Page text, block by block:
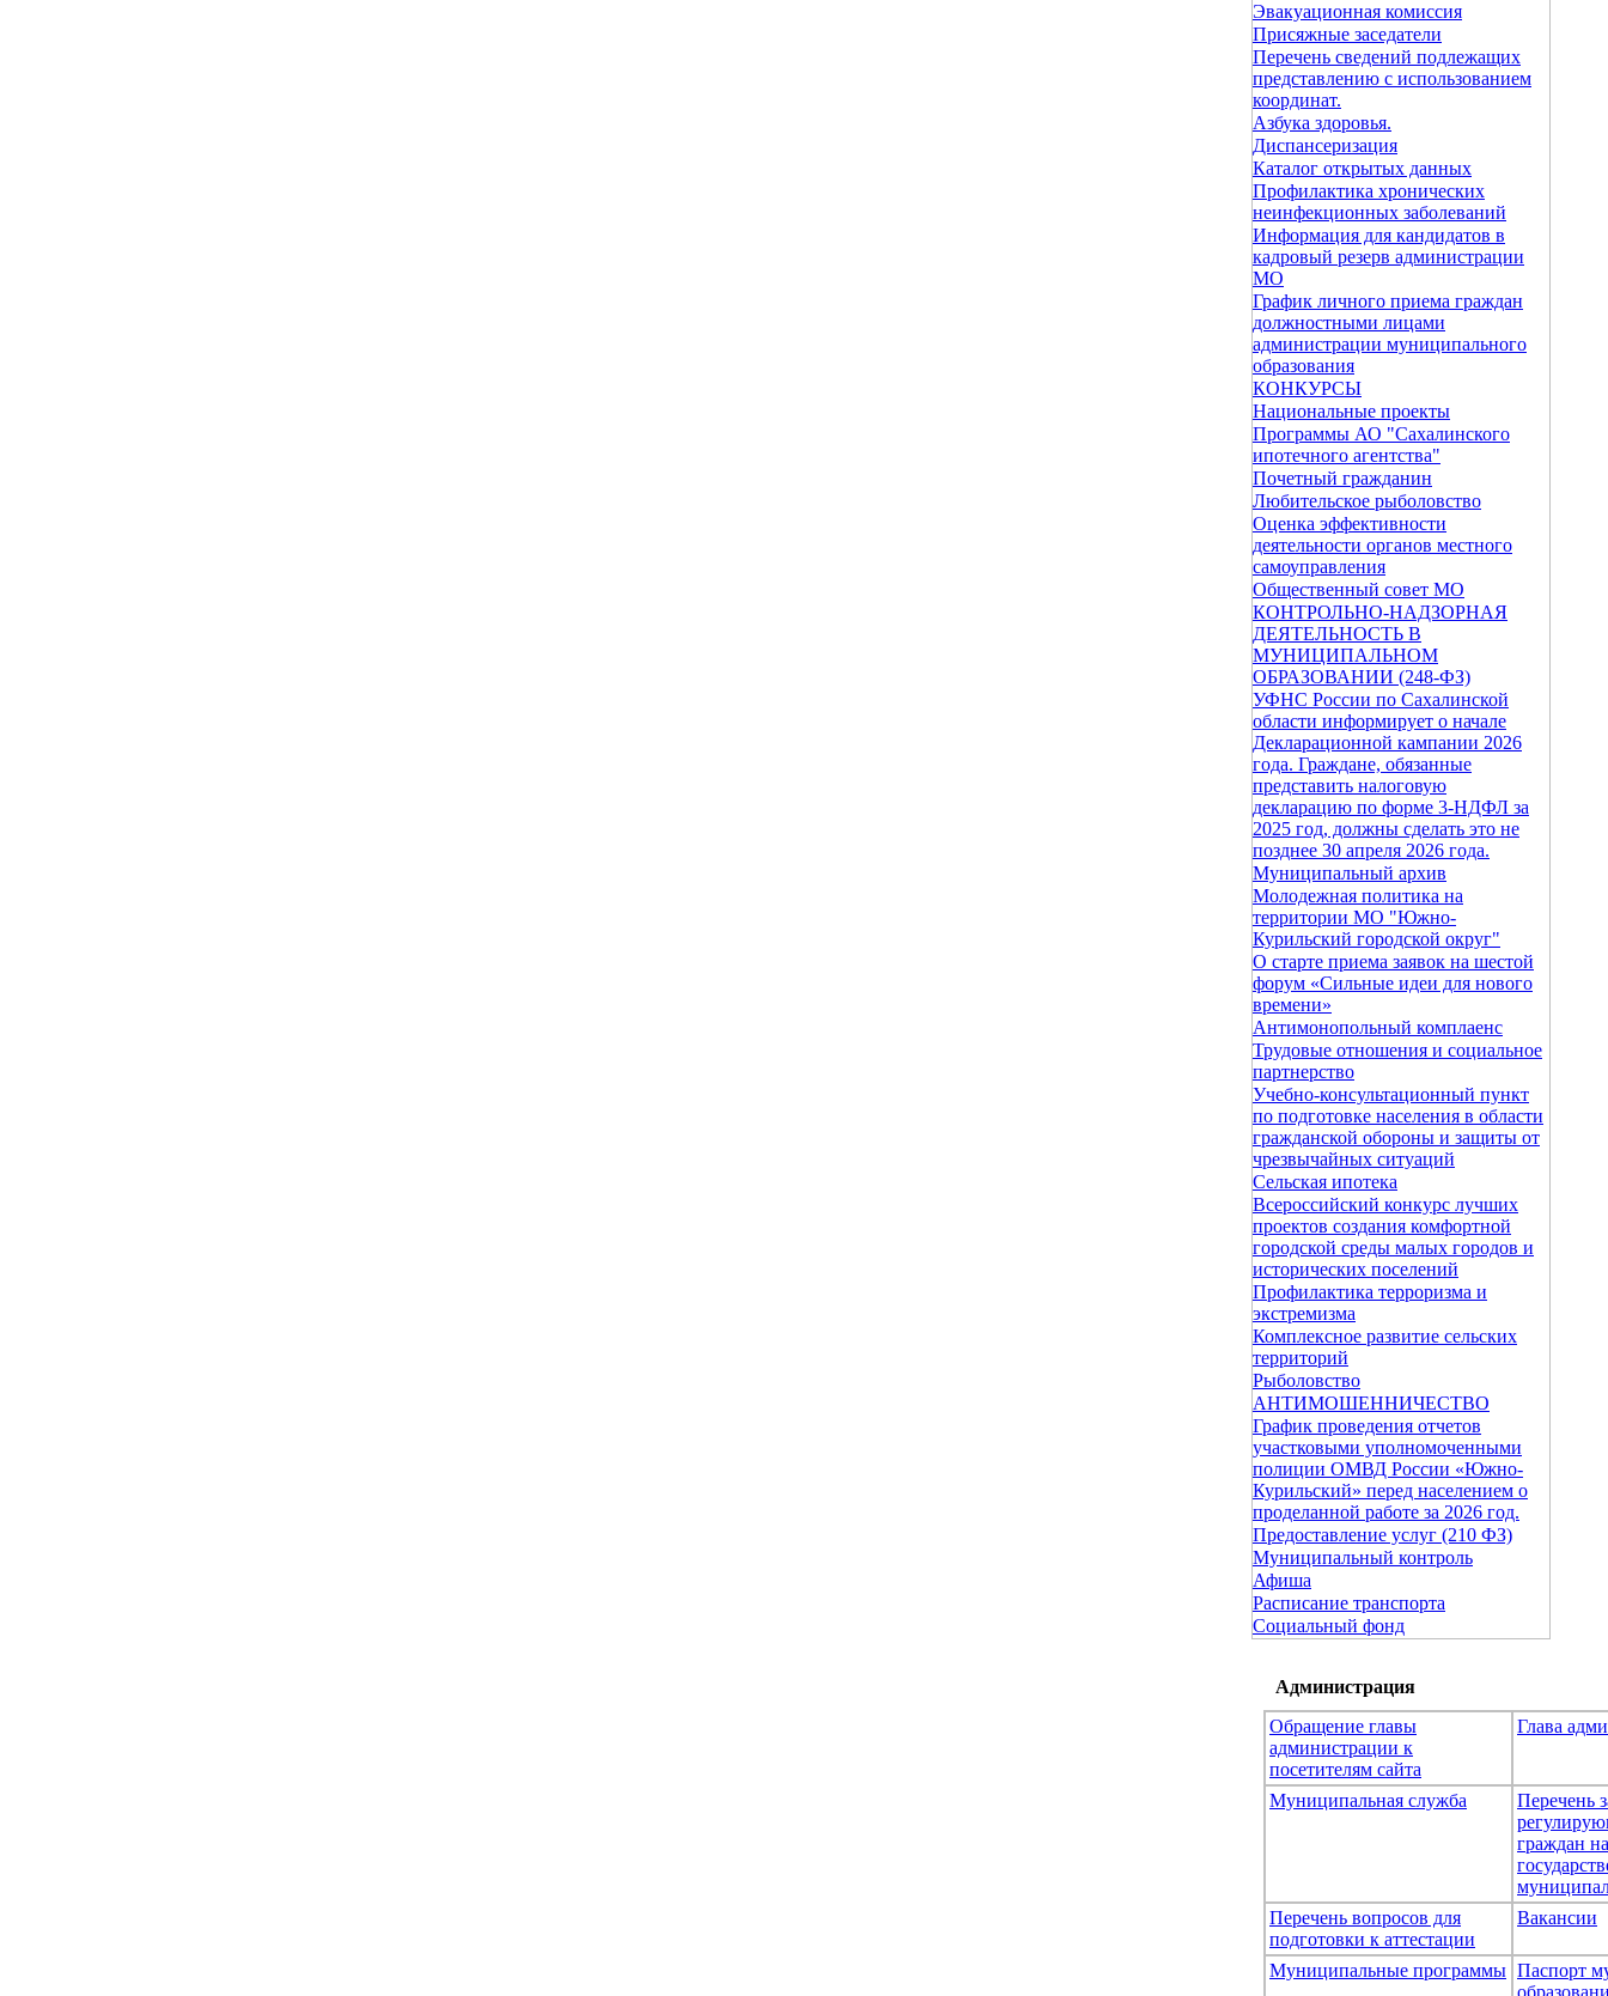
Эвакуационная комиссия
Присяжные заседатели
Перечень сведений подлежащих
представлению с использованием
координат.
Азбука здоровья.
Диспансеризация
Каталог открытых данных
Профилактика хронических
неинфекционных заболеваний
Информация для кандидатов в
кадровый резерв администрации
МО
График личного приема граждан
должностными лицами
администрации муниципального
образования
КОНКУРСЫ
Национальные проекты
Программы АО "Сахалинского
ипотечного агентства"
Почетный гражданин
Любительское рыболовство
Оценка эффективности
деятельности органов местного
самоуправления
Общественный совет МО
КОНТРОЛЬНО-НАДЗОРНАЯ
ДЕЯТЕЛЬНОСТЬ В
МУНИЦИПАЛЬНОМ
ОБРАЗОВАНИИ (248-ФЗ)
УФНС России по Сахалинской
области информирует о начале
Декларационной кампании 2026
года. Граждане, обязанные
представить налоговую
декларацию по форме 3-НДФЛ за
2025 год, должны сделать это не
позднее 30 апреля 2026 года.
Муниципальный архив
Молодежная политика на
территории МО "Южно-
Курильский городской округ"
О старте приема заявок на шестой
форум «Сильные идеи для нового
времени»
Антимонопольный комплаенс
Трудовые отношения и социальное
партнерство
Учебно-консультационный пункт
по подготовке населения в области
гражданской обороны и защиты от
чрезвычайных ситуаций
Сельская ипотека
Всероссийский конкурс лучших
проектов создания комфортной
городской среды малых городов и
исторических поселений
Профилактика терроризма и
экстремизма
Комплексное развитие сельских
территорий
Рыболовство
АНТИМОШЕННИЧЕСТВО
График проведения отчетов
участковыми уполномоченными
полиции ОМВД России «Южно-
Курильский» перед населением о
проделанной работе за 2026 год.
Предоставление услуг (210 ФЗ)
Муниципальный контроль
Афиша
Расписание транспорта
Социальный фонд
Администрация
Обращение главы
администрации к
посетителям сайта
Глава
Муниципальная служба
Перечень
граждан на
Перечень вопросов для
подготовки к аттестации
Вакансии
Муниципальные программы Паспорт